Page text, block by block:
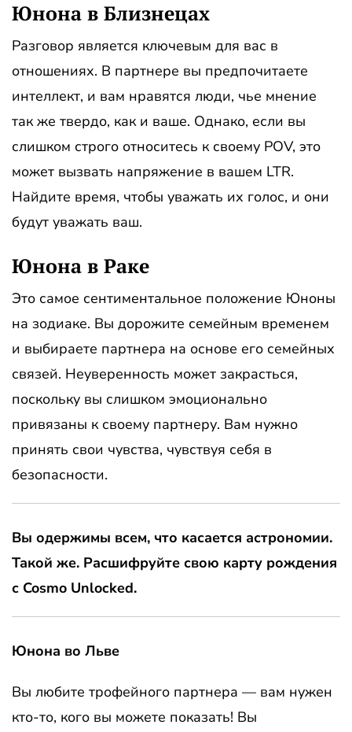
Юнона в Близнецах
Разговор является ключевым для вас в
отношениях. В партнере вы предпочитаете
интеллект, и вам нравятся люди, чье мнение
так же твердо, как и ваше. Однако, если вы
слишком строго относитесь к своему POV, это
может вызвать напряжение в вашем LTR.
Найдите время, чтобы уважать их голос, и они
будут уважать ваш.
Юнона в Раке
Это самое сентиментальное положение Юноны
на зодиаке. Вы дорожите семейным временем
и выбираете партнера на основе его семейных
связей. Неуверенность может закрасться,
поскольку вы слишком эмоционально
привязаны к своему партнеру. Вам нужно
принять свои чувства, чувствуя себя в
безопасности.
Вы одержимы всем, что касается астрономии.
Такой же. Расшифруйте свою карту рождения
с Cosmo Unlocked.
Юнона во Льве
Вы любите трофейного партнера — вам нужен
кто-то, кого вы можете показать! Вы